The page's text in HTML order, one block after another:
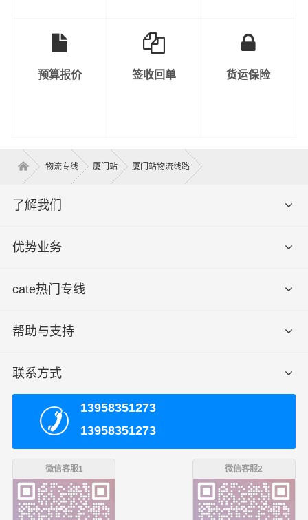
预算报价 签收回单 货运保险
物流专线 厦门站 厦门站物流线路
了解我们
优势业务
cate热门专线
帮助与支持
联系方式
13958351273
13958351273
微信客服1 微信客服2